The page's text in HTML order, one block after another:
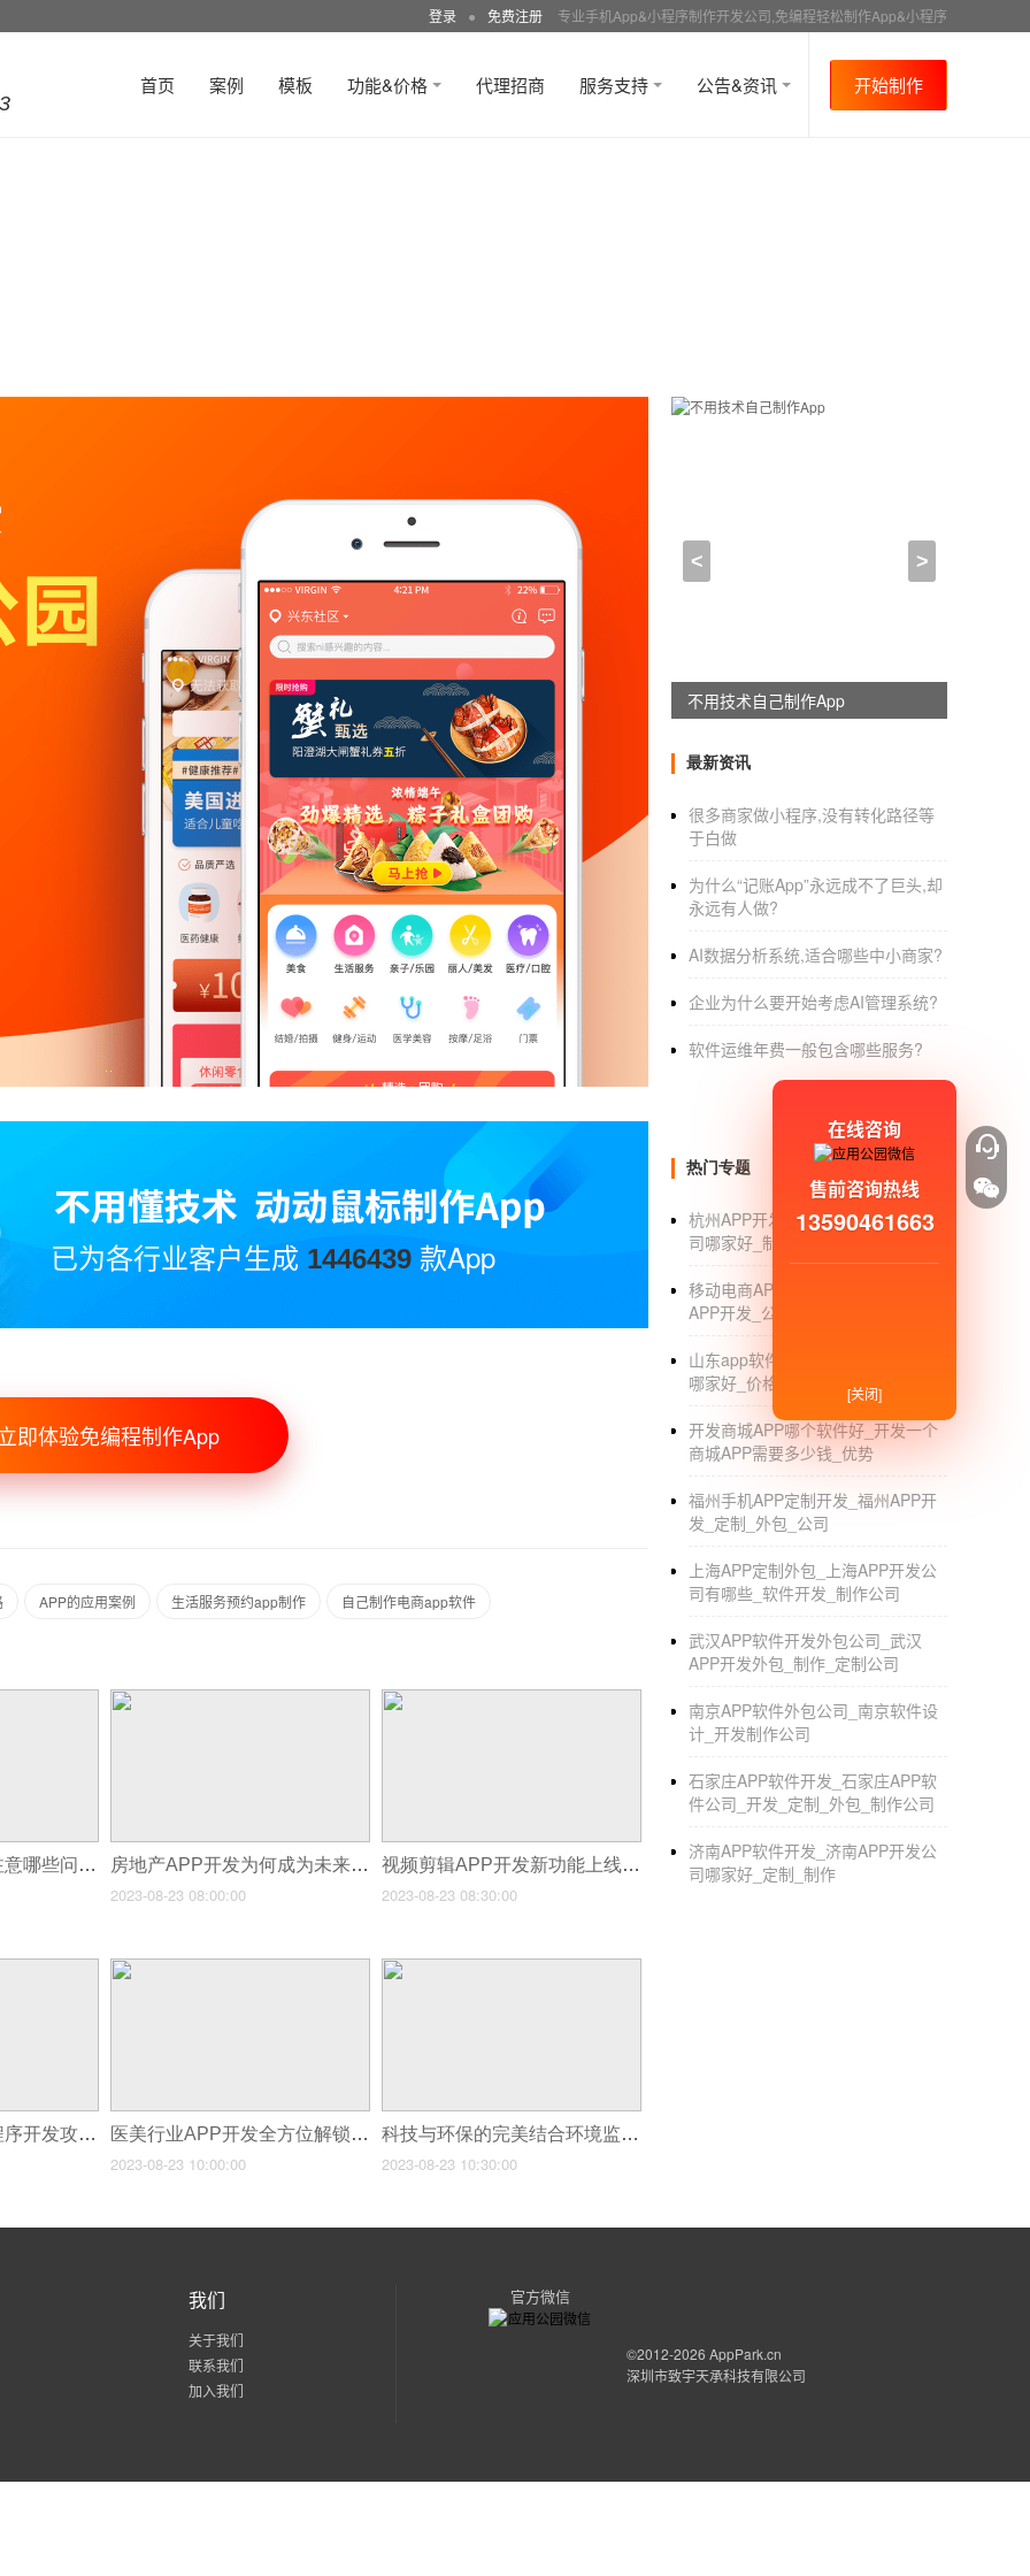
登录 ● 免费注册 专业手机App&小程序制作开发公司,免编程轻松制作App&小程序
首页 案例 模板 功能&价格 代理招商 服务支持 公告&资讯 开始制作
2022-12-04 08:00:00
小程序怎么上线
1.访问进程注册：
2.打开后，在相应位置填写邮箱和密码，激
有绑定个人号。
3.信息完成后，点击激活链接继续下一个注
4.重新确认科目信息，一经确认不可更改。
5.信息确认后，可点击确认完成注册流程。
需要注意的是，您需要在10天内完成汇款，否
6.接下来需要改进小程序商城信息。注册后，
微信小程序商城需要用户认证
成微信身份验证后
8.接下来进入正式阶段开发。开发小程序
开发，未认证小程序可绑定不超过10开发。
9.转到“设置-开发设置”并获取AppID信息。
SO，问题来了
1.如果小程序中的账号太多，需要绑定的账
登录切换还是挺麻烦的。
2.解除绑定小程序开发
需要管理员登录后台才
果小程序登录账号密码丢失，即小程序账号
3.添加小程序列表查询开发，告知小程序开
4.补充开发自助解绑入口，避免问题2中的这
们。中间的麻烦程度可想而知。
已为各行业客户生成 1446439 款App
即体验免编程制作App
APP的应用案例 生活服务预约app制作 自己制作电商app软件
软件项目外包需要注意哪些问题? 房地产APP开发为何成为未来趋势？
2023-08-23 08:00:00
视频剪辑APP开发新功能上线让你的创意无限扩展！
2023-08-23 08:30:00
超简单的去水印小程序开发攻略！ 医美行业APP开发全方位解锁时尚美容新潮流！
2023-08-23 10:00:00
科技与环保的完美结合环境监测APP改变未来！
2023-08-23 10:30:00
< >
不用技术自己制作App
最新资讯
很多商家做小程序,没有转化路径等
于白做
为什么“记账App”永远成不了巨头,却
永远有人做?
AI数据分析系统,适合哪些中小商家?
企业为什么要开始考虑AI管理系统?
软件运维年费一般包含哪些服务?
热门专题
杭州APP开发公司_杭州APP开发公
司哪家好_制作价格_外包
移动电商APP开发_移动互联网电商
APP开发_公司
山东app软件开发_山东app开发公司
哪家好_价格
开发商城APP哪个软件好_开发一个
商城APP需要多少钱_优势
福州手机APP定制开发_福州APP开
发_定制_外包_公司
上海APP定制外包_上海APP开发公
司有哪些_软件开发_制作公司
武汉APP软件开发外包公司_武汉
APP开发外包_制作_定制公司
南京APP软件外包公司_南京软件设
计_开发制作公司
石家庄APP软件开发_石家庄APP软
件公司_开发_定制_外包_制作公司
济南APP软件开发_济南APP开发公
司哪家好_定制_制作
我们
关于我们
联系我们
加入我们
官方微信
©2012-2026 AppPark.cn
深圳市致宇天承科技有限公司
在线咨询
售前咨询热线
13590461663
[关闭]